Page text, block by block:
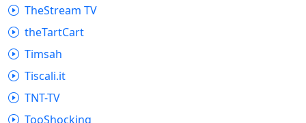
TheStream TV
theTartCart
Timsah
Tiscali.it
TNT-TV
TooShocking